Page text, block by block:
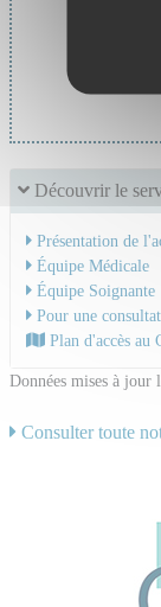
Découvrir le
Présentation de
Équipe Médicale
Équipe Soignante
Pour une
Plan d'accès au
Données mises à jour
Consulter toute